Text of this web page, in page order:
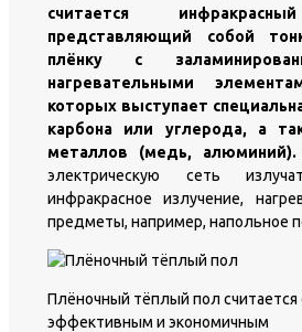
считается
представляющий собой
плёнку с
нагревательными
которых выступает
карбона или углерода, а
металлов (медь, алюминий).
электрическую сеть
инфракрасное излучение,
предметы, например, напольное
Плёночный тёплый пол
эффективным и экономичным